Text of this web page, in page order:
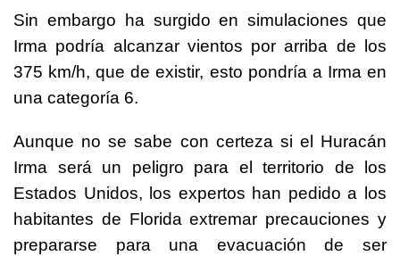
Sin embargo ha surgido en simulaciones que
Irma podría alcanzar vientos por arriba de los
375 km/h, que de existir, esto pondría a Irma en
una categoría 6.
Aunque no se sabe con certeza si el Huracán
Irma será un peligro para el territorio de los
Estados Unidos, los expertos han pedido a los
habitantes de Florida extremar precauciones y
prepararse para una evacuación de ser